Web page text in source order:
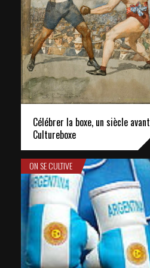
Célébrer la boxe, un siècle avant
Cultureboxe
ON SE CULTIVE